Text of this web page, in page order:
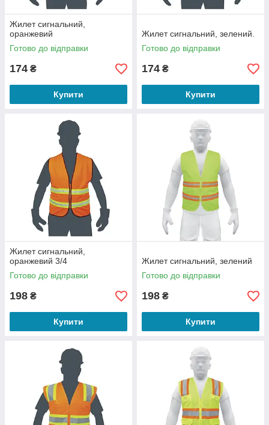
Жилет сигнальний,
оранжевий
Готово до відправки
174 ₴
Купити
Жилет сигнальний, зелений.
Готово до відправки
174 ₴
Купити
Жилет сигнальний,
оранжевий 3/4
Готово до відправки
198 ₴
Купити
Жилет сигнальний, зелений
Готово до відправки
198 ₴
Купити